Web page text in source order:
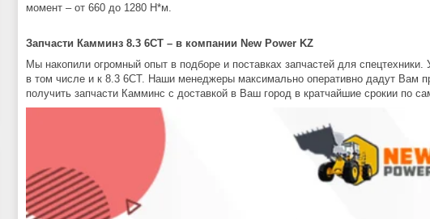
момент – от 660 до 1280 Н*м.
Запчасти Камминз 8.3 6CT – в компании New Power KZ
Мы накопили огромный опыт в подборе и поставках запчастей для
в том числе и к 8.3 6CT. Наши менеджеры максимально оперативно дадут Вам
получить запчасти Камминс с доставкой в Ваш город в кратчайшие срокии по